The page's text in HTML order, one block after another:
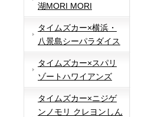
湖MORI MORI
タイムズカー×横浜・
八景島シーパラダイス
タイムズカー×スパリ
ゾートハワイアンズ
タイムズカー×ニジゲ
ンノモリ クレヨンしん